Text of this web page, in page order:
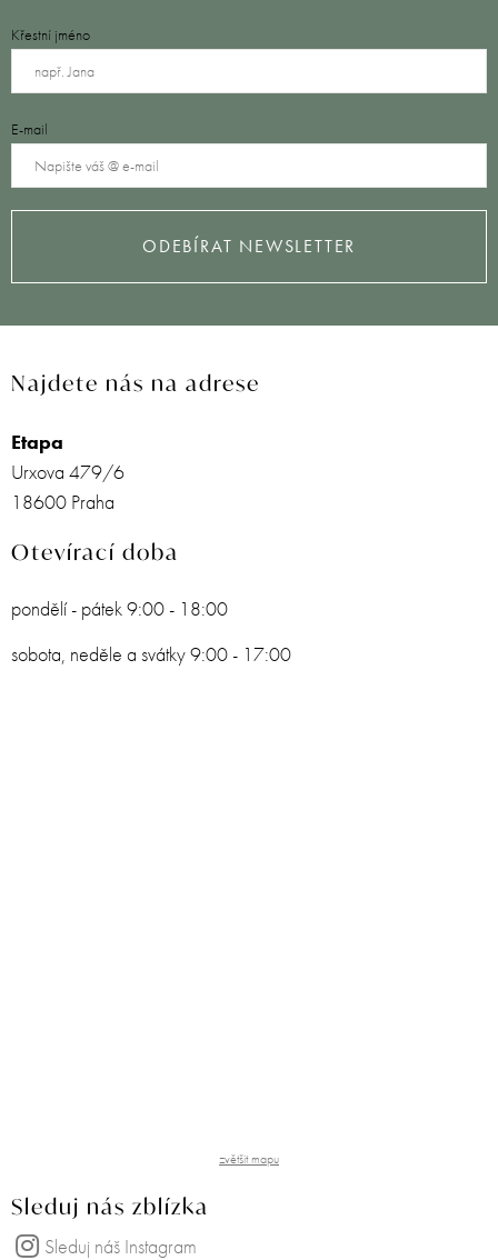
Křestní jméno
E-mail
ODEBÍRAT NEWSLETTER
Najdete nás na adrese
Etapa
Urxova 479/6
18600 Praha
Otevírací doba
pondělí - pátek 9:00 - 18:00
sobota, neděle a svátky 9:00 - 17:00
zvětšit mapu
Sleduj nás zblízka
Sleduj náš Instagram